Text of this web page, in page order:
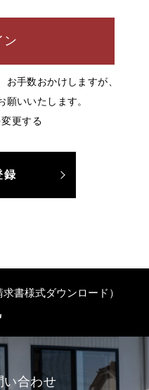
手数おかけしますが、
願いいたします。
更する
録
求書様式ダウンロード）
い合わせ